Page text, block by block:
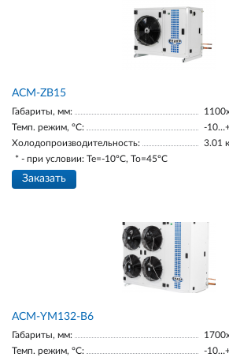
ACM-ZB15
Габариты, мм:
Темп. режим, °С:
-
Холодопроизводительность:
3.01
* - при условии: Te=-10ºC, To=45ºC
Заказать
АСМ-YM132-В6
Габариты, мм:
Темп. режим, °С:
-